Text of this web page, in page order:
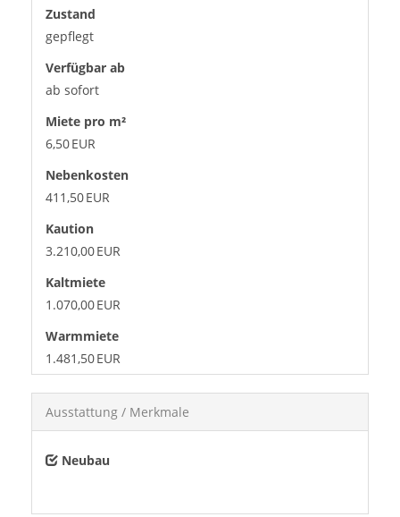
Zustand
gepflegt
Verfügbar ab
ab sofort
Miete pro m²
6,50 EUR
Nebenkosten
411,50 EUR
Kaution
3.210,00 EUR
Kaltmiete
1.070,00 EUR
Warmmiete
1.481,50 EUR
Ausstattung / Merkmale
Neubau